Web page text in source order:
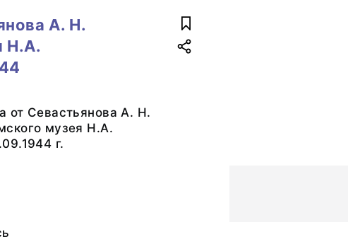
А. Н.
Н.А.
от Севастьянова А. Н.
музея Н.А.
г.